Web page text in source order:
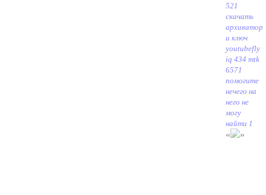
521
скачать
архиватор
и ключ
youtubefly
iq 434 mtk
6571
помогите
нечего на
него не
могу
найти 1